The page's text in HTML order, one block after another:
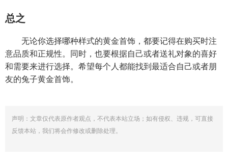
总之
无论你选择哪种样式的黄金首饰，都要记得在购买时注
意品质和正规性。同时，也要根据自己或者送礼对象的喜好
和需要来进行选择。希望每个人都能找到最适合自己或者朋
友的兔子黄金首饰。
声明：文章仅代表原作者观点，不代表本站立场；如有侵权、违规，可直接
反馈本站，我们将会作修改或删除处理。